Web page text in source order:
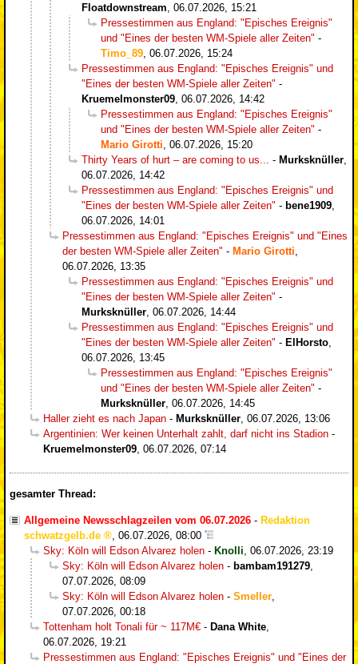
Floatdownstream, 06.07.2026, 15:21
Pressestimmen aus England: "Episches Ereignis"
und "Eines der besten WM-Spiele aller Zeiten" -
Timo_89, 06.07.2026, 15:24
Pressestimmen aus England: "Episches Ereignis" und
"Eines der besten WM-Spiele aller Zeiten" -
Kruemelmonster09, 06.07.2026, 14:42
Pressestimmen aus England: "Episches Ereignis"
und "Eines der besten WM-Spiele aller Zeiten" -
Mario Girotti, 06.07.2026, 15:20
Thirty Years of hurt – are coming to us... - Murksknüller,
06.07.2026, 14:42
Pressestimmen aus England: "Episches Ereignis" und
"Eines der besten WM-Spiele aller Zeiten" - bene1909,
06.07.2026, 14:01
Pressestimmen aus England: "Episches Ereignis" und "Eines
der besten WM-Spiele aller Zeiten" - Mario Girotti,
06.07.2026, 13:35
Pressestimmen aus England: "Episches Ereignis" und
"Eines der besten WM-Spiele aller Zeiten" -
Murksknüller, 06.07.2026, 14:44
Pressestimmen aus England: "Episches Ereignis" und
"Eines der besten WM-Spiele aller Zeiten" - ElHorsto,
06.07.2026, 13:45
Pressestimmen aus England: "Episches Ereignis"
und "Eines der besten WM-Spiele aller Zeiten" -
Murksknüller, 06.07.2026, 14:45
Haller zieht es nach Japan - Murksknüller, 06.07.2026, 13:06
Argentinien: Wer keinen Unterhalt zahlt, darf nicht ins Stadion -
Kruemelmonster09, 06.07.2026, 07:14
gesamter Thread:
Allgemeine Newsschlagzeilen vom 06.07.2026 - Redaktion
schwatzgelb.de
06.07.2026, 08:00
Sky: Köln will Edson Alvarez holen - Knolli 06.07.2026, 23:19
Sky: Köln will Edson Alvarez holen - bambam191279
07.07.2026, 08:09
Sky: Köln will Edson Alvarez holen - Smeller
07.07.2026, 00:18
Tottenham holt Tonali für ~ 117M€ - Dana White
06.07.2026, 19:21
Pressestimmen aus England: "Episches Ereignis" und "Eines der